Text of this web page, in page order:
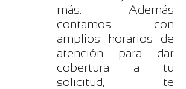
más. Además
contamos con
amplios horarios de
atención para dar
cobertura a tu
solicitud, te